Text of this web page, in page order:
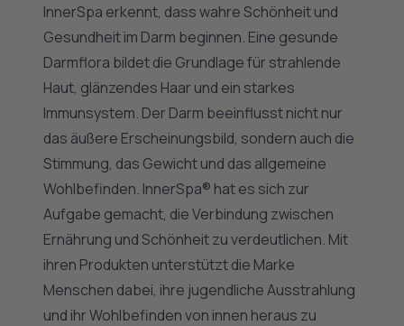
InnerSpa erkennt, dass wahre Schönheit und
Gesundheit im Darm beginnen. Eine gesunde
Darmflora bildet die Grundlage für strahlende
Haut, glänzendes Haar und ein starkes
Immunsystem. Der Darm beeinflusst nicht nur
das äußere Erscheinungsbild, sondern auch die
Stimmung, das Gewicht und das allgemeine
Wohlbefinden. InnerSpa® hat es sich zur
Aufgabe gemacht, die Verbindung zwischen
Ernährung und Schönheit zu verdeutlichen. Mit
ihren Produkten unterstützt die Marke
Menschen dabei, ihre jugendliche Ausstrahlung
und ihr Wohlbefinden von innen heraus zu